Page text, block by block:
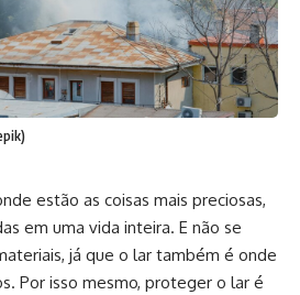
estão as coisas mais preciosas,
em uma vida inteira. E não se
já que o lar também é onde
Por isso mesmo, proteger o lar é